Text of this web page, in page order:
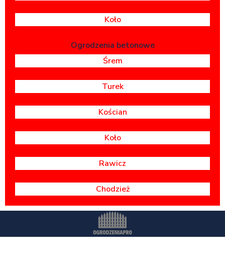
Koło
Ogrodzenia betonowe
Śrem
Turek
Kościan
Koło
Rawicz
Chodzież